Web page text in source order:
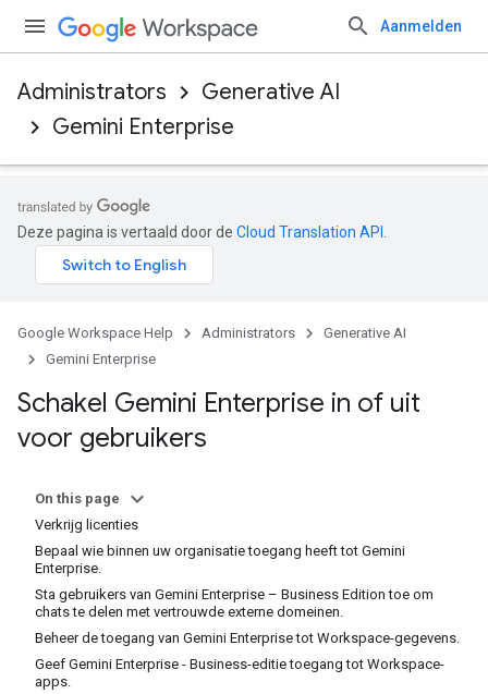
Aanmelden
Administrators
Generative AI
Gemini Enterprise
Deze pagina is vertaald door de Cloud Translation API
Google Workspace Help Administrators
Generative AI
Gemini Enterprise
Schakel Gemini Enterprise in of uit
voor gebruikers
On this page
Verkrijg licenties
Bepaal wie binnen uw organisatie toegang heeft tot Gemini
Enterprise.
Sta gebruikers van Gemini Enterprise – Business Edition toe om
chats te delen met vertrouwde externe domeinen.
Beheer de toegang van Gemini Enterprise tot Workspace-gegevens.
Geef Gemini Enterprise - Business-editie toegang tot Workspace-
apps.